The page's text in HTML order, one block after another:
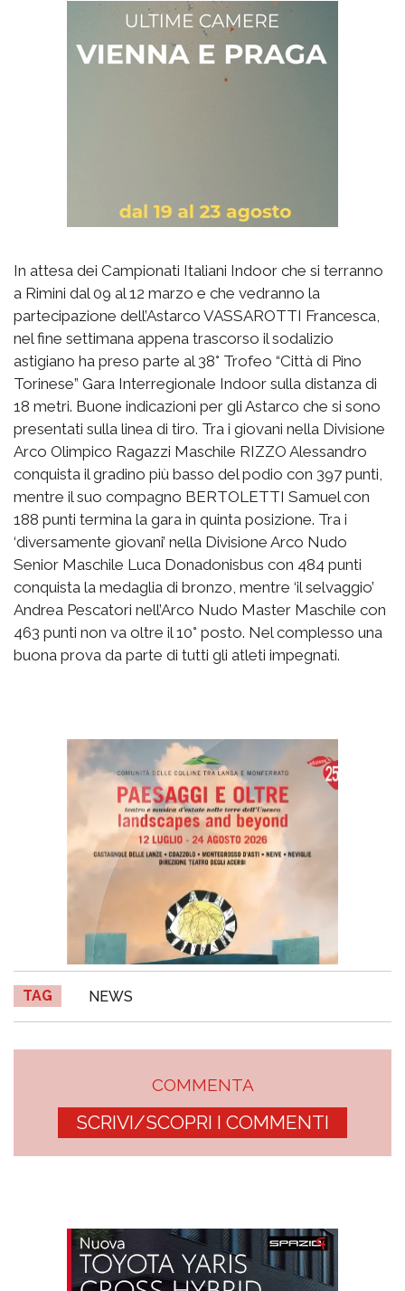
In attesa dei Campionati Italiani Indoor che si terranno
a Rimini dal 09 al 12 marzo e che vedranno la
partecipazione dell’Astarco VASSAROTTI Francesca,
nel fine settimana appena trascorso il sodalizio
astigiano ha preso parte al 38° Trofeo “Città di Pino
Torinese” Gara Interregionale Indoor sulla distanza di
18 metri. Buone indicazioni per gli Astarco che si sono
presentati sulla linea di tiro. Tra i giovani nella Divisione
Arco Olimpico Ragazzi Maschile RIZZO Alessandro
conquista il gradino più basso del podio con 397 punti,
mentre il suo compagno BERTOLETTI Samuel con
188 punti termina la gara in quinta posizione. Tra i
‘diversamente giovani’ nella Divisione Arco Nudo
Senior Maschile Luca Donadonisbus con 484 punti
conquista la medaglia di bronzo, mentre ‘il selvaggio’
Andrea Pescatori nell’Arco Nudo Master Maschile con
463 punti non va oltre il 10° posto. Nel complesso una
buona prova da parte di tutti gli atleti impegnati.
TAG NEWS
COMMENTA
SCRIVI/SCOPRI I COMMENTI